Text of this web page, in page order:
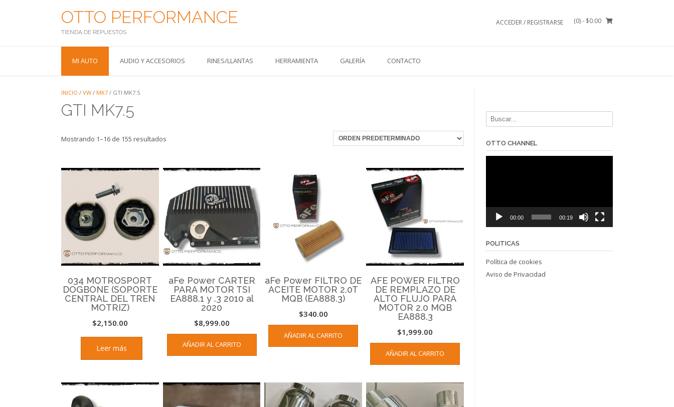
OTTO PERFORMANCE
TIENDA DE REPUESTOS
ACCEDER / REGISTRARSE (0)- $0.00
MI AUTO AUDIO Y ACCESORIOS RINES/LLANTAS HERRAMIENTA GALERÍA CONTACTO
INICIO / VW / MK7 / GTI MK7.5
GTI MK7.5
Mostrando 1–16 de 155 resultados
034 MOTROSPORT
DOGBONE (SOPORTE
CENTRAL DEL TREN
MOTRIZ)
$2,150.00
Leer más
aFe Power CARTER
PARA MOTOR TSI
EA888.1 y .3 2010 al
2020
$8,999.00
AÑADIR AL CARRITO
aFe Power FILTRO DE
ACEITE MOTOR 2.0T
MQB (EA888.3)
$340.00
AÑADIR AL CARRITO
AFE POWER FILTRO
DE REMPLAZO DE
ALTO FLUJO PARA
MOTOR 2.0 MQB
EA888.3
$1,999.00
AÑADIR AL CARRITO
OTTO CHANNEL
00:00 00:19
POLITICAS
Política de cookies
Aviso de Privacidad